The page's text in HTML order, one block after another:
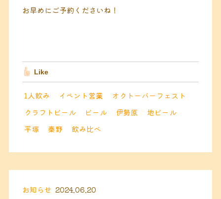
お早めにご予約くださいね！
Like
1人飲み イベント営業
オクトーバーフェスト
クラフトビール
ビール 伊勢原
地ビール
平塚
秦野 飲み比べ
お知らせ 2024.06.20